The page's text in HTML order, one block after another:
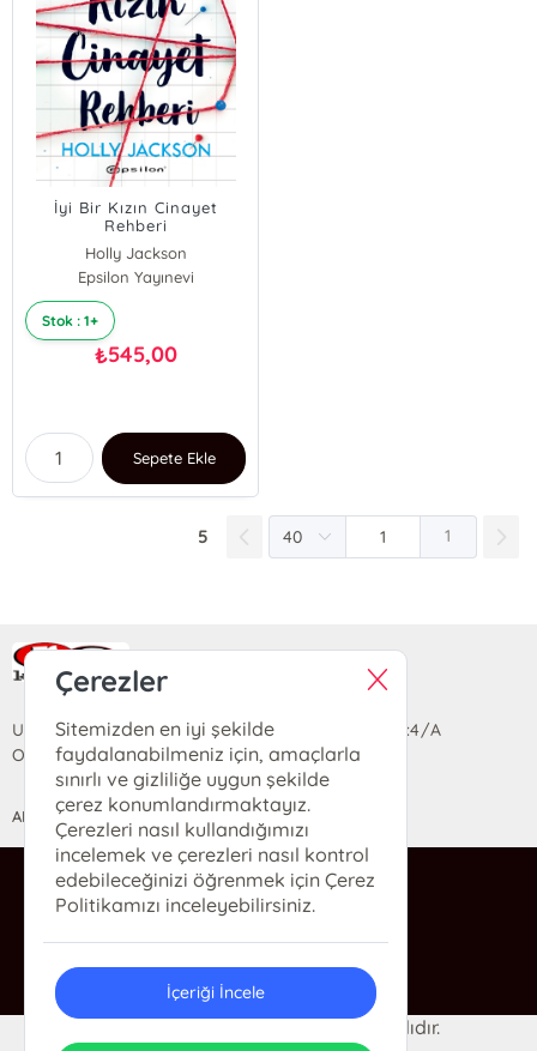
İyi Bir Kızın Cinayet
Rehberi
Holly Jackson
Epsilon Yayınevi
Stok : 1+
₺545,00
Sepete Ekle
5 1
Ra Yayın Kitabevi
Uzun Sokak Saray Çarşısı Lara Sineması Girişi No:4/A
Ortahisar/TRABZON
ANASAYFA YARDIM İLETİŞİM
ra@rakitap.com
0(462) 326 49 71
© 2024 Ra Kitabevi. Her hakkı saklıdır.
Çerezler
Sitemizden en iyi şekilde
faydalanabilmeniz için, amaçlarla
sınırlı ve gizliliğe uygun şekilde
çerez konumlandırmaktayız.
Çerezleri nasıl kullandığımızı
incelemek ve çerezleri nasıl kontrol
edebileceğinizi öğrenmek için Çerez
Politikamızı inceleyebilirsiniz.
İçeriği İncele